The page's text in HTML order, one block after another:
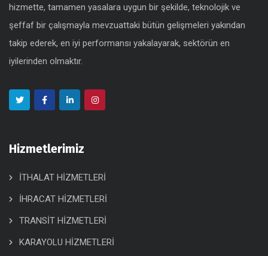
hizmette, tamamen yasalara uygun bir şekilde, teknolojik ve
şeffaf bir çalışmayla mevzuattaki bütün gelişmeleri yakından
takip ederek, en iyi performansı yakalayarak, sektörün en
iyilerinden olmaktır.
Hizmetlerimiz
İTHALAT HİZMETLERİ
İHRACAT HİZMETLERİ
TRANSİT HİZMETLERİ
KARAYOLU HİZMETLERİ